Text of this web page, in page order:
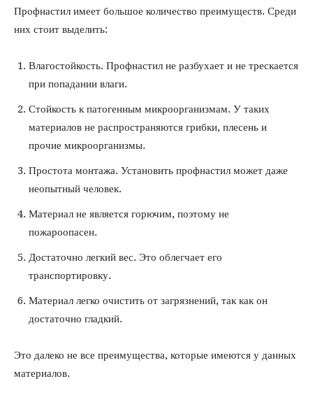
Профнастил имеет большое количество преимуществ. Среди
них стоит выделить:
Влагостойкость. Профнастил не разбухает и не трескается
при попадании влаги.
Стойкость к патогенным микроорганизмам. У таких
материалов не распространяются грибки, плесень и
прочие микроорганизмы.
Простота монтажа. Установить профнастил может даже
неопытный человек.
Материал не является горючим, поэтому не
пожароопасен.
Достаточно легкий вес. Это облегчает его
транспортировку.
Материал легко очистить от загрязнений, так как он
достаточно гладкий.
Это далеко не все преимущества, которые имеются у данных
материалов.